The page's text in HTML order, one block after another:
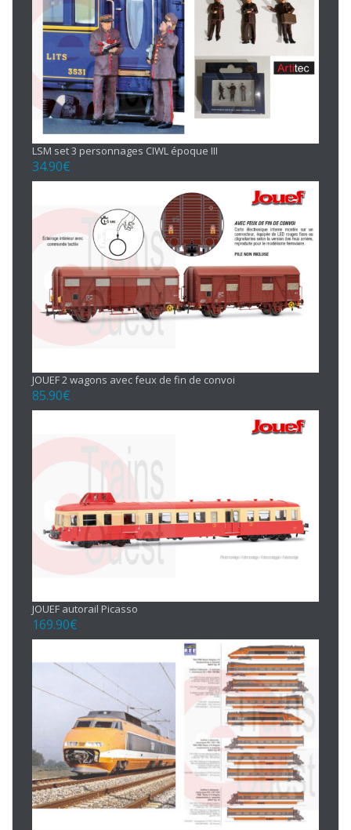
LSM set 3 personnages CIWL époque III
34.90€
JOUEF 2 wagons avec feux de fin de convoi
85.90€
JOUEF autorail Picasso
169.90€